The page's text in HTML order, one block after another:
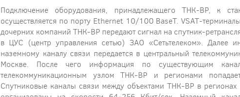
Подключение оборудования, принадлежащего ТНК-BP, к
осуществляется по порту Ethernet 10/100 BaseT. VSAT-
дочерних компаний ТНК-BP передают сигнал на спутник-
в ЦУС (центр управления сетью) ЗАО «Сетьтелеком». Далее
наземному каналу связи передается в центральный
Москве. После чего информация по существующим
телекоммуникационным узлом ТНК-BP и регионами
Спутниковые каналы связи между объектами ТНК-BP в